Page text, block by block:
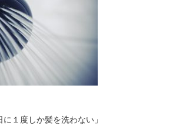
１度しか髪を洗わない」